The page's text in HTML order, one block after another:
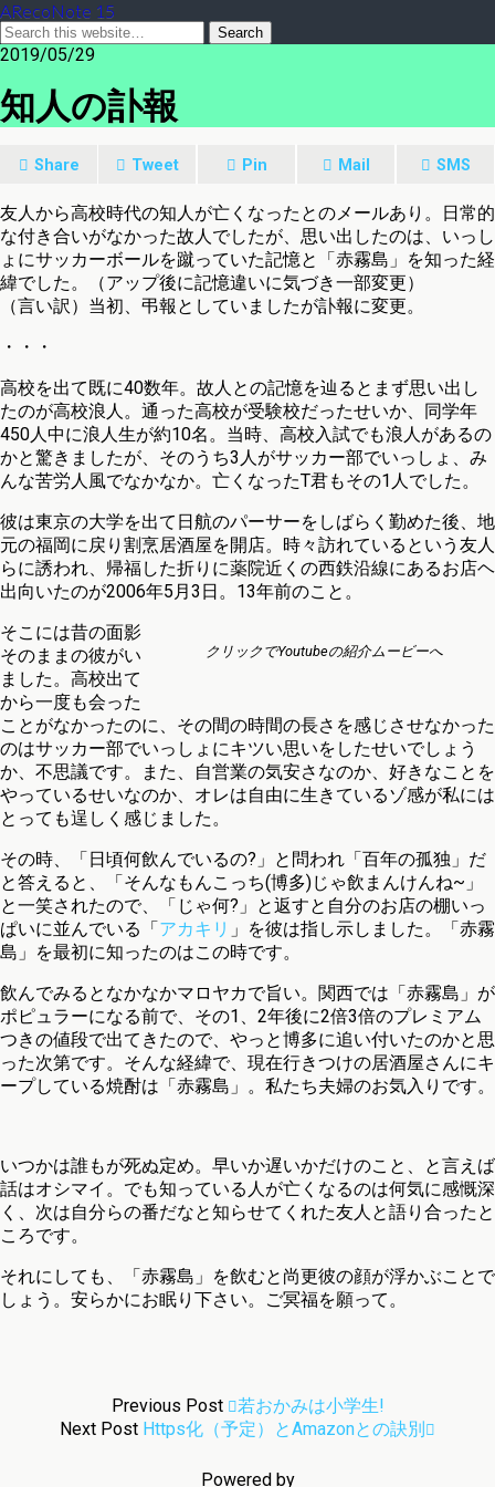
ARecoNote 15
2019/05/29
知人の訃報
Share Tweet Pin Mail SMS
友人から高校時代の知人が亡くなったとのメールあり。日常的
な付き合いがなかった故人でしたが、思い出したのは、いっし
ょにサッカーボールを蹴っていた記憶と「赤霧島」を知った経
緯でした。（アップ後に記憶違いに気づき一部変更）
（言い訳）当初、弔報としていましたが訃報に変更。
・・・
高校を出て既に40数年。故人との記憶を辿るとまず思い出し
たのが高校浪人。通った高校が受験校だったせいか、同学年
450人中に浪人生が約10名。当時、高校入試でも浪人があるの
かと驚きましたが、そのうち3人がサッカー部でいっしょ、み
んな苦労人風でなかなか。亡くなったT君もその1人でした。
彼は東京の大学を出て日航のパーサーをしばらく勤めた後、地
元の福岡に戻り割烹居酒屋を開店。時々訪れているという友人
らに誘われ、帰福した折りに薬院近くの西鉄沿線にあるお店ヘ
出向いたのが2006年5月3日。13年前のこと。
クリックでYoutubeの紹介ムービーへ
そこには昔の面影
そのままの彼がい
ました。高校出て
から一度も会った
ことがなかったのに、その間の時間の長さを感じさせなかった
のはサッカー部でいっしょにキツい思いをしたせいでしょう
か、不思議です。また、自営業の気安さなのか、好きなことを
やっているせいなのか、オレは自由に生きているゾ感が私には
とっても逞しく感じました。
その時、「日頃何飲んでいるの?」と問われ「百年の孤独」だ
と答えると、「そんなもんこっち(博多)じゃ飲まんけんね~」
と一笑されたので、「じゃ何?」と返すと自分のお店の棚いっ
ぱいに並んでいる「アカキリ 」を彼は指し示しました。「赤霧
島」を最初に知ったのはこの時です。
飲んでみるとなかなかマロヤカで旨い。関西では「赤霧島」が
ポピュラーになる前で、その1、2年後に2倍3倍のプレミアム
つきの値段で出てきたので、やっと博多に追い付いたのかと思
った次第です。そんな経緯で、現在行きつけの居酒屋さんにキ
ープしている焼酎は「赤霧島」。私たち夫婦のお気入りです。
いつかは誰もが死ぬ定め。早いか遅いかだけのこと、と言えば
話はオシマイ。でも知っている人が亡くなるのは何気に感慨深
く、次は自分らの番だなと知らせてくれた友人と語り合ったと
ころです。
それにしても、「赤霧島」を飲むと尚更彼の顔が浮かぶことで
しょう。安らかにお眠り下さい。ご冥福を願って。
Previous Post
若おかみは小学生!
Next Post Https化（予定）とAmazonとの訣別
Powered by